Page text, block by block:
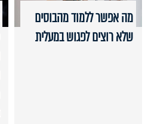
מה אפשר ללמוד מהבוסים
שלא רוצים לפגוש במעלית